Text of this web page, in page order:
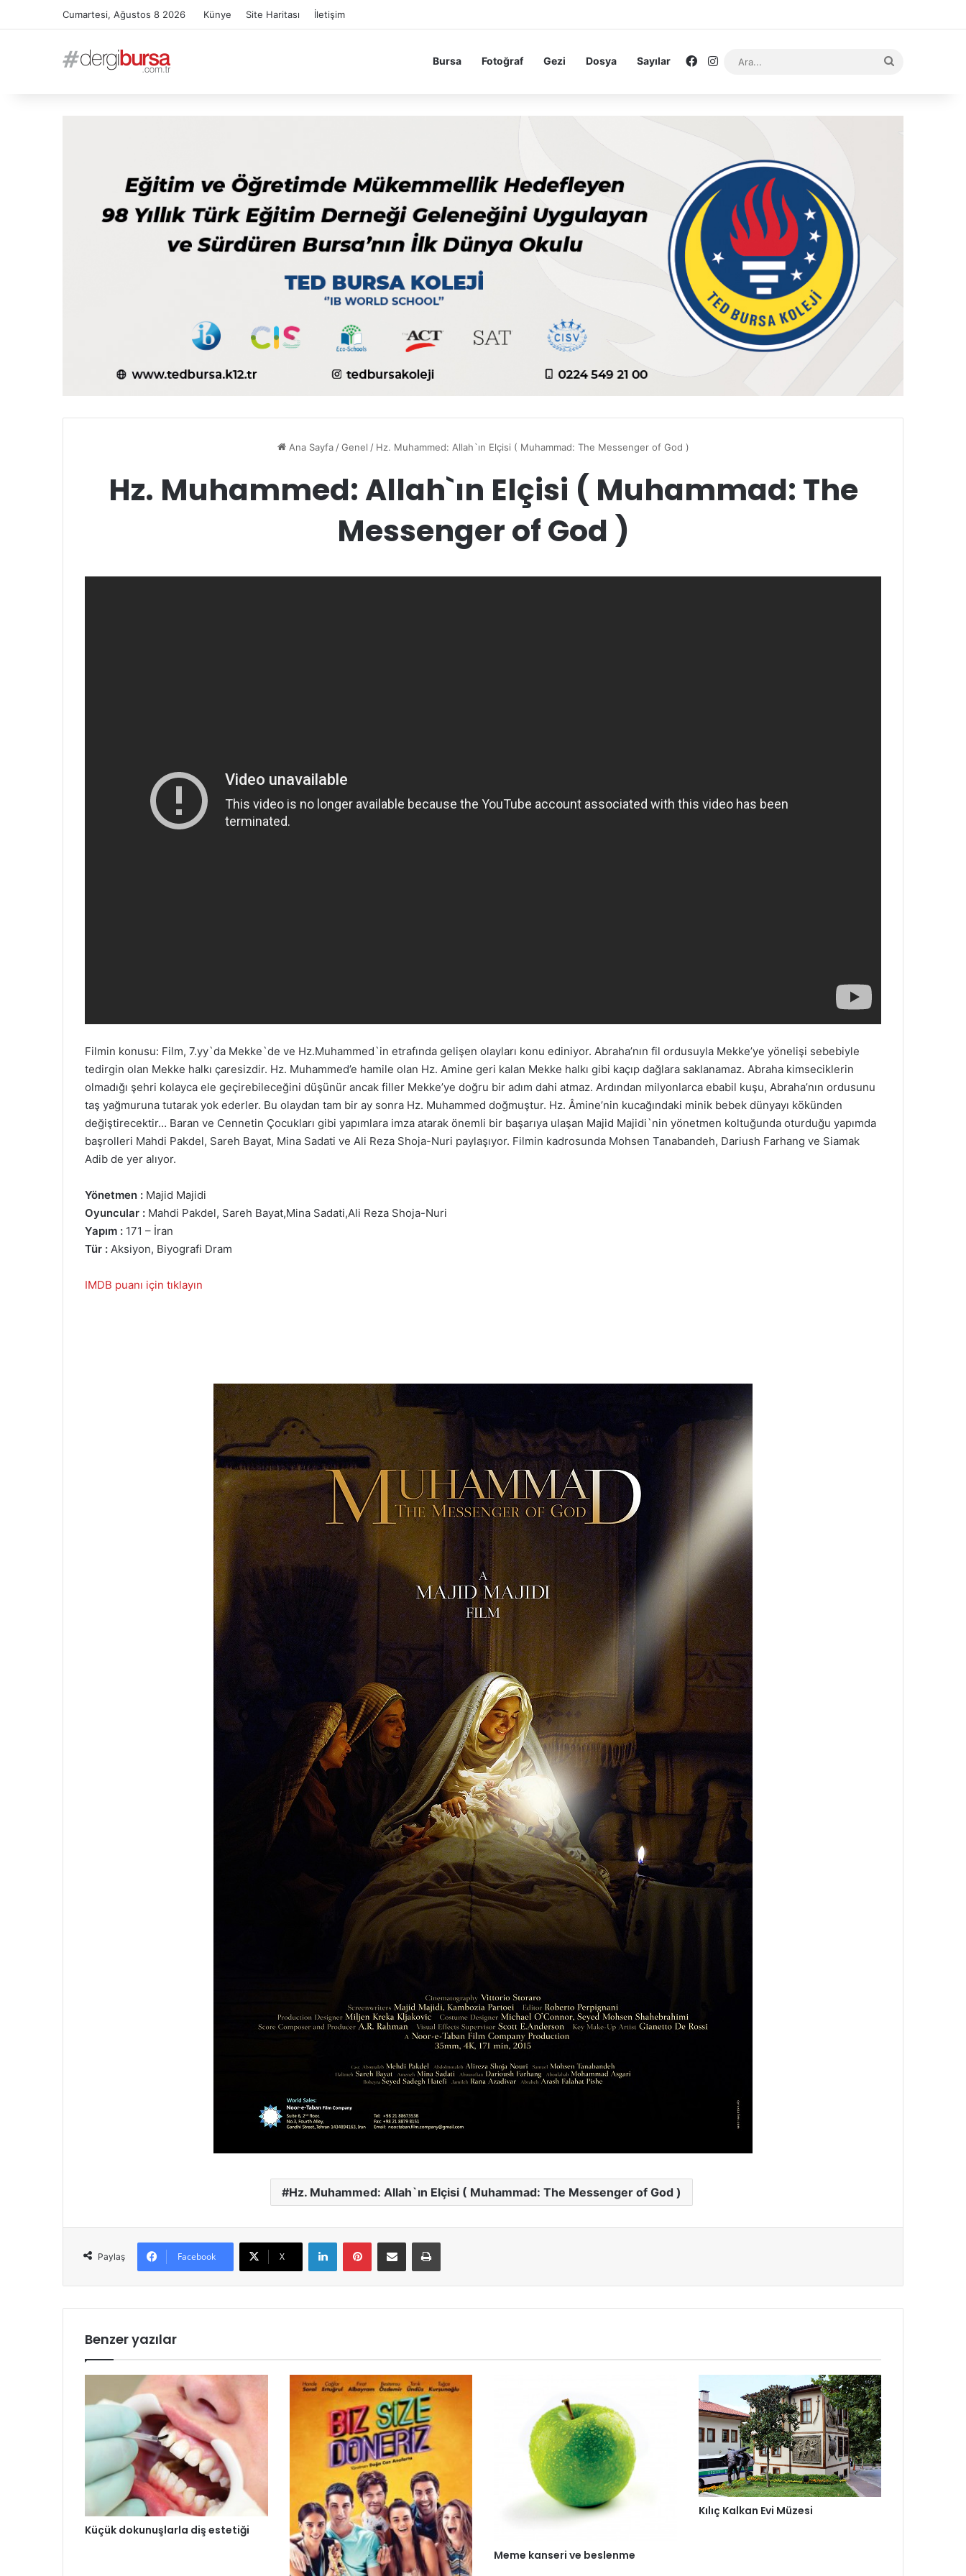
Cumartesi, Ağustos 8 2026 Künye Site Haritası İletişim
Bursa Fotoğraf Gezi Dosya Sayılar Facebook
Instagram
Ana Sayfa / Genel / Hz. Muhammed: Allah`ın Elçisi ( Muhammad: The Messenger of God )
Hz. Muhammed: Allah`ın Elçisi ( Muhammad: The
Messenger of God )
Filmin konusu: Film, 7.yy`da Mekke`de ve Hz.Muhammed`in etrafında gelişen olayları konu ediniyor. Abraha’nın fil ordusuyla Mekke’ye yönelişi sebebiyle
tedirgin olan Mekke halkı çaresizdir. Hz. Muhammed’e hamile olan Hz. Amine geri kalan Mekke halkı gibi kaçıp dağlara saklanamaz. Abraha kimseciklerin
olmadığı şehri kolayca ele geçirebileceğini düşünür ancak filler Mekke’ye doğru bir adım dahi atmaz. Ardından milyonlarca ebabil kuşu, Abraha’nın ordusunu
taş yağmuruna tutarak yok ederler. Bu olaydan tam bir ay sonra Hz. Muhammed doğmuştur. Hz. Âmine’nin kucağındaki minik bebek dünyayı kökünden
değiştirecektir… Baran ve Cennetin Çocukları gibi yapımlara imza atarak önemli bir başarıya ulaşan Majid Majidi`nin yönetmen koltuğunda oturduğu yapımda
başrolleri Mahdi Pakdel, Sareh Bayat, Mina Sadati ve Ali Reza Shoja-Nuri paylaşıyor. Filmin kadrosunda Mohsen Tanabandeh, Dariush Farhang ve Siamak
Adib de yer alıyor.
Yönetmen : Majid Majidi
Oyuncular : Mahdi Pakdel, Sareh Bayat,Mina Sadati,Ali Reza Shoja-Nuri
Yapım : 171 – İran
Tür : Aksiyon, Biyografi Dram
IMDB puanı için tıklayın
Hz. Muhammed: Allah`ın Elçisi ( Muhammad: The Messenger of God )
Paylaş Facebook X
Benzer yazılar
Küçük dokunuşlarla diş estetiği
Meme kanseri ve beslenme
Kılıç Kalkan Evi Müzesi